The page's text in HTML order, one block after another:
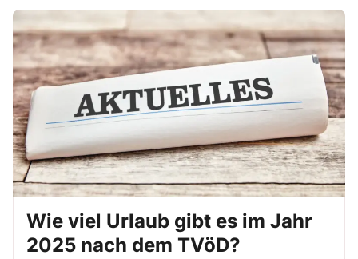
Wie viel Urlaub gibt es im Jahr
2025 nach dem TVöD?